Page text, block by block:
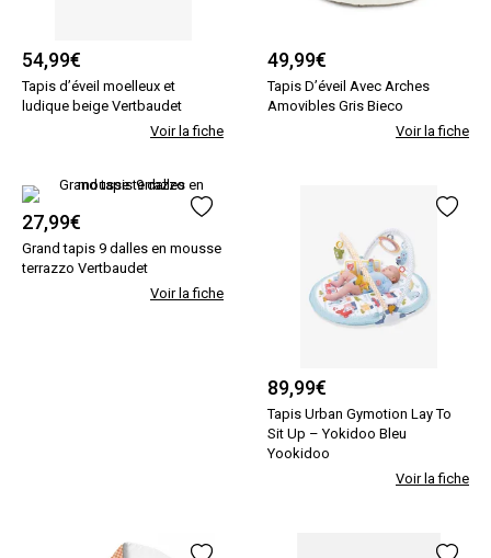
54,99€
Tapis d’éveil moelleux et
ludique beige Vertbaudet
Voir la fiche
49,99€
Tapis D’éveil Avec Arches
Amovibles Gris Bieco
Voir la fiche
27,99€
Grand tapis 9 dalles en mousse
terrazzo Vertbaudet
Voir la fiche
89,99€
Tapis Urban Gymotion Lay To
Sit Up – Yokidoo Bleu
Yookidoo
Voir la fiche